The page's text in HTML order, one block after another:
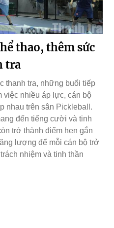
thao, thêm sức
tra
thanh tra, những buổi tiếp
việc nhiều áp lực, cán bộ
nhau trên sân Pickleball.
đến tiếng cười và tinh
trở thành điểm hẹn gắn
lượng để mỗi cán bộ trở
nhiệm và tinh thần